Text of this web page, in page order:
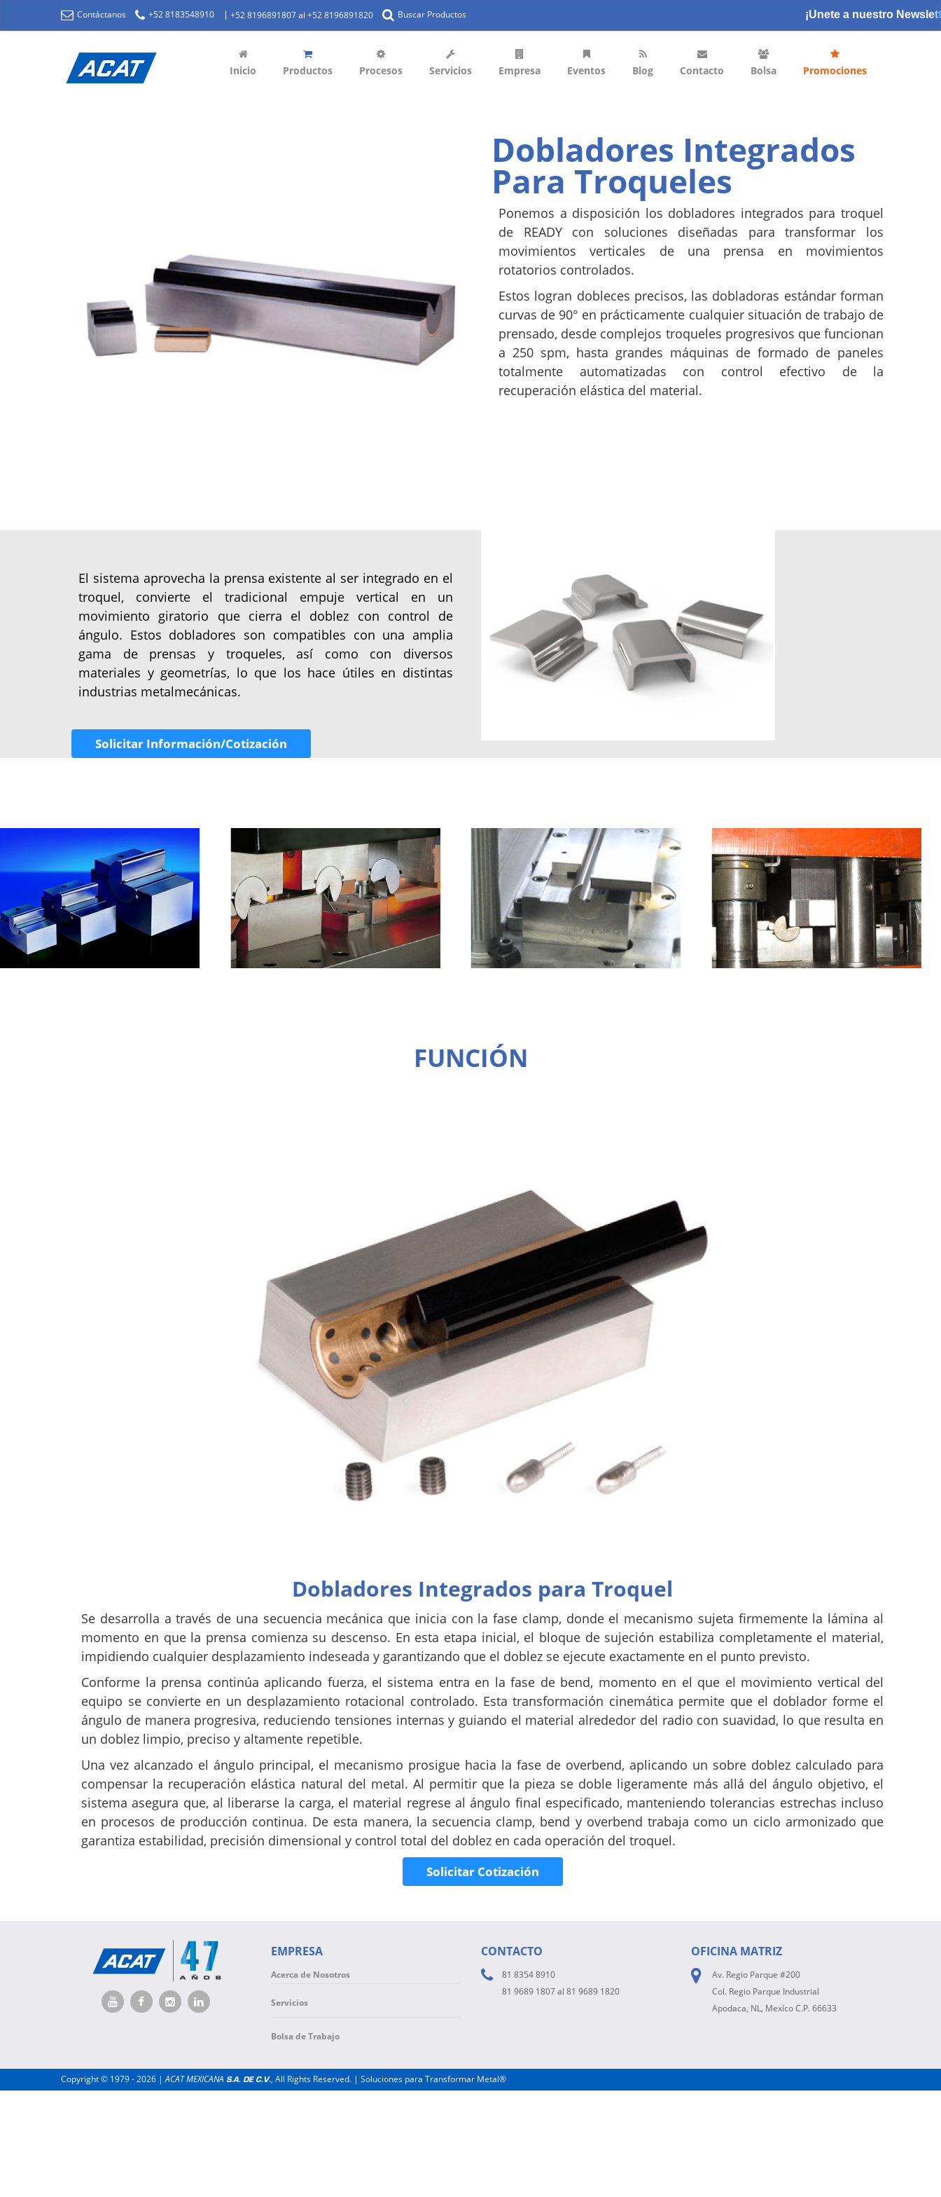
Contáctanos +52 8183548910 | +52 8196891807 al +52 8196891820 Buscar Productos ¡Unete a nuestro
Inicio Productos Procesos Servicios Empresa Eventos Blog Contacto Bolsa Promociones
Dobladores Integrados
Para Troqueles
Ponemos a disposición los dobladores integrados para troquel
de READY con soluciones diseñadas para transformar los
movimientos verticales de una prensa en movimientos
rotatorios controlados.
Estos logran dobleces precisos, las dobladoras estándar forman
curvas de 90° en prácticamente cualquier situación de trabajo de
prensado, desde complejos troqueles progresivos que funcionan
a 250 spm, hasta grandes máquinas de formado de paneles
totalmente automatizadas con control efectivo de la
recuperación elástica del material.
El sistema aprovecha la prensa existente al ser integrado en el
troquel, convierte el tradicional empuje vertical en un
movimiento giratorio que cierra el doblez con control de
ángulo. Estos dobladores son compatibles con una amplia
gama de prensas y troqueles, así como con diversos
materiales y geometrías, lo que los hace útiles en distintas
industrias metalmecánicas.
Solicitar Información/Cotización
FUNCIÓN
Dobladores Integrados para Troquel
Se desarrolla a través de una secuencia mecánica que inicia con la fase clamp, donde el mecanismo sujeta firmemente la lámina al
momento en que la prensa comienza su descenso. En esta etapa inicial, el bloque de sujeción estabiliza completamente el material,
impidiendo cualquier desplazamiento indeseada y garantizando que el doblez se ejecute exactamente en el punto previsto.
Conforme la prensa continúa aplicando fuerza, el sistema entra en la fase de bend, momento en el que el movimiento vertical del
equipo se convierte en un desplazamiento rotacional controlado. Esta transformación cinemática permite que el doblador forme el
ángulo de manera progresiva, reduciendo tensiones internas y guiando el material alrededor del radio con suavidad, lo que resulta en
un doblez limpio, preciso y altamente repetible.
Una vez alcanzado el ángulo principal, el mecanismo prosigue hacia la fase de overbend, aplicando un sobre doblez calculado para
compensar la recuperación elástica natural del metal. Al permitir que la pieza se doble ligeramente más allá del ángulo objetivo, el
sistema asegura que, al liberarse la carga, el material regrese al ángulo final especificado, manteniendo tolerancias estrechas incluso
en procesos de producción continua. De esta manera, la secuencia clamp, bend y overbend trabaja como un ciclo armonizado que
garantiza estabilidad, precisión dimensional y control total del doblez en cada operación del troquel.
Solicitar Cotización
EMPRESA
Acerca de Nosotros
Servicios
Bolsa de Trabajo
CONTACTO
81 8354 8910
81 9689 1807 al 81 9689 1820
OFICINA MATRIZ
Av. Regio Parque #200
Col. Regio Parque Industrial
Apodaca, NL, Mexíco C.P. 66633
Copyright © 1979 - 2026 |ACAT MEXICANA S.A. DE C.V., All Rights Reserved. | Soluciones para Transformar Metal®